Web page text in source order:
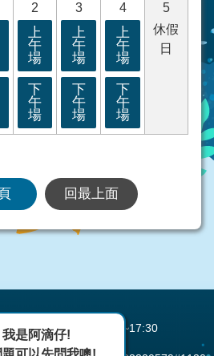
2
上
午
場
下
午
場
3
上
午
場
下
午
場
4
上
午
場
下
午
場
5
休假
日
回最上面
PM13:30~17:30
是阿滴仔!